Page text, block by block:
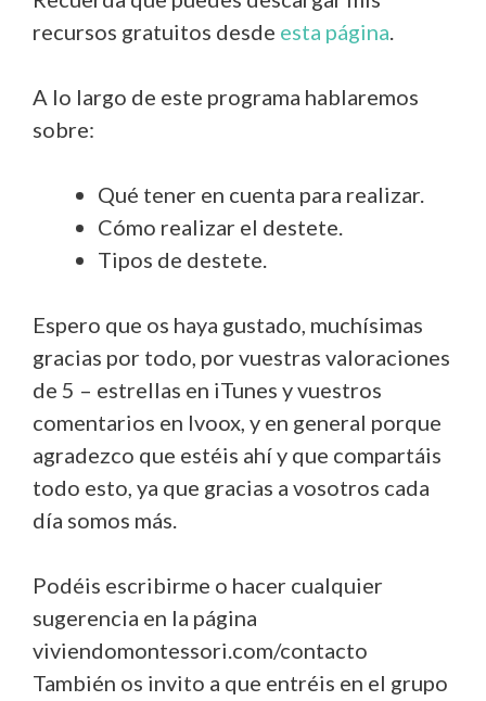
recursos gratuitos desde esta página.
A lo largo de este programa hablaremos
sobre:
Qué tener en cuenta para realizar.
Cómo realizar el destete.
Tipos de destete.
Espero que os haya gustado, muchísimas
gracias por todo, por vuestras valoraciones
de 5 – estrellas en iTunes y vuestros
comentarios en Ivoox, y en general porque
agradezco que estéis ahí y que compartáis
todo esto, ya que gracias a vosotros cada
día somos más.
Podéis escribirme o hacer cualquier
sugerencia en la página
viviendomontessori.com/contacto
También os invito a que entréis en el grupo